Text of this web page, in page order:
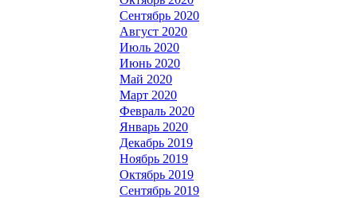
Сентябрь 2020
Август 2020
Июль 2020
Июнь 2020
Май 2020
Март 2020
Февраль 2020
Январь 2020
Декабрь 2019
Ноябрь 2019
Октябрь 2019
Сентябрь 2019